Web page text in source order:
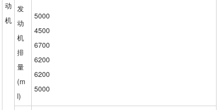
动
机
发
动
机
排
量
(m
l)
5000
4500
6700
6200
6200
5000